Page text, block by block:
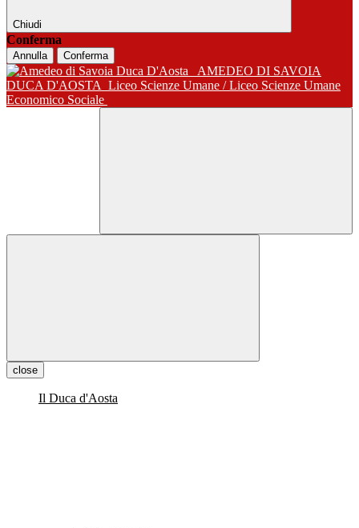
Chiudi
Conferma
Annulla Conferma
AMEDEO DI SAVOIA
DUCA D'AOSTA Liceo Scienze Umane / Liceo Scienze Umane
Economico Sociale
close
Il Duca d'Aosta